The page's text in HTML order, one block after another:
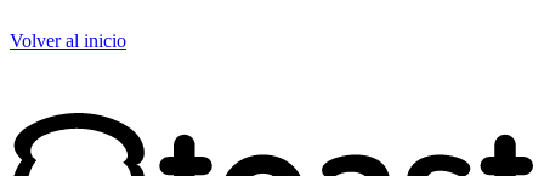
Volver al inicio